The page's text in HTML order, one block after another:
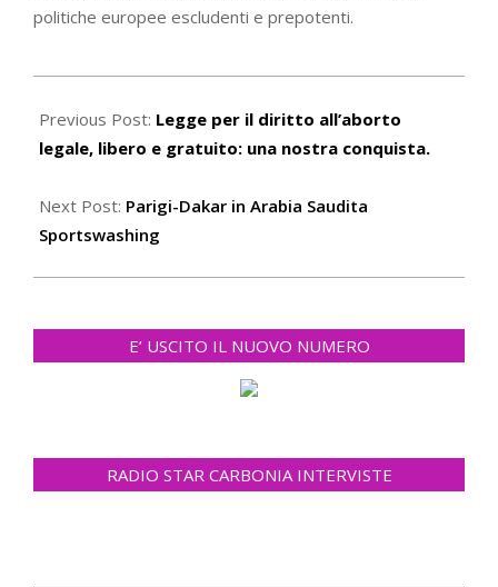
politiche europee escludenti e prepotenti.
01-
06
Previous Post: Legge per il diritto all’aborto
legale, libero e gratuito: una nostra conquista.
Next Post: Parigi-Dakar in Arabia Saudita
Sportswashing
E’ USCITO IL NUOVO NUMERO
RADIO STAR CARBONIA INTERVISTE